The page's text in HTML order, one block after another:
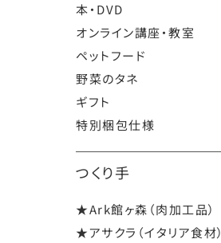
本・DVD
オンライン講座・教室
ペットフード
野菜のタネ
ギフト
特別梱包仕様
つくり手
★Ark館ヶ森（肉加工品）
★アサクラ（イタリア食材）